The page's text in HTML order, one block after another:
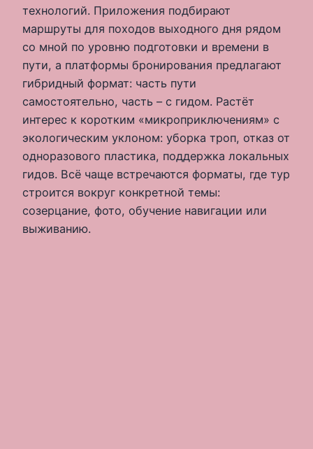
технологий. Приложения подбирают
маршруты для походов выходного дня рядом
со мной по уровню подготовки и времени в
пути, а платформы бронирования предлагают
гибридный формат: часть пути
самостоятельно, часть – с гидом. Растёт
интерес к коротким «микроприключениям» с
экологическим уклоном: уборка троп, отказ от
одноразового пластика, поддержка локальных
гидов. Всё чаще встречаются форматы, где тур
строится вокруг конкретной темы:
созерцание, фото, обучение навигации или
выживанию.